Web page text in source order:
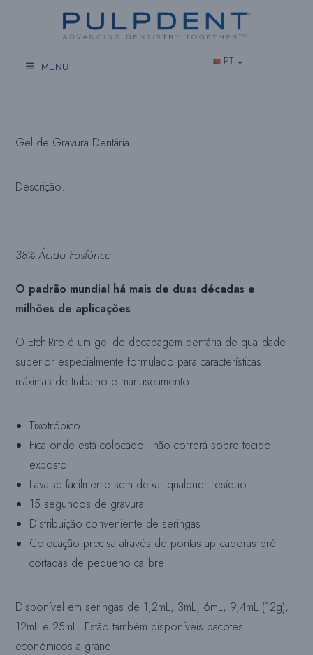
conteúdo
MENU PT
Gel de Gravura Dentária
Descrição:
38% Ácido Fosfórico
O padrão mundial há mais de duas décadas e
milhões de aplicações
O Etch-Rite é um gel de decapagem dentária de qualidade
superior especialmente formulado para características
máximas de trabalho e manuseamento.
Tixotrópico
Fica onde está colocado - não correrá sobre tecido
exposto
Lava-se facilmente sem deixar qualquer resíduo
15 segundos de gravura
Distribuição conveniente de seringas
Colocação precisa através de pontas aplicadoras pré-
cortadas de pequeno calibre
Disponível em seringas de 1,2mL, 3mL, 6mL, 9,4mL (12g),
12mL e 25mL. Estão também disponíveis pacotes
económicos a granel.